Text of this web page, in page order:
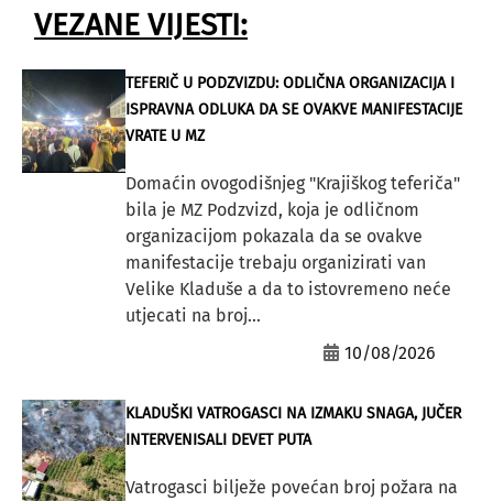
VEZANE VIJESTI:
TEFERIČ U PODZVIZDU: ODLIČNA ORGANIZACIJA I
ISPRAVNA ODLUKA DA SE OVAKVE MANIFESTACIJE
VRATE U MZ
Domaćin ovogodišnjeg "Krajiškog teferiča"
bila je MZ Podzvizd, koja je odličnom
organizacijom pokazala da se ovakve
manifestacije trebaju organizirati van
Velike Kladuše a da to istovremeno neće
utjecati na broj...
10/08/2026
KLADUŠKI VATROGASCI NA IZMAKU SNAGA, JUČER
INTERVENISALI DEVET PUTA
Vatrogasci bilježe povećan broj požara na